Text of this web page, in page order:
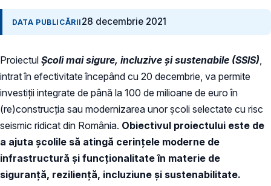
DATA PUBLICĂRII 28 decembrie 2021
Proiectul Școli mai sigure, incluzive și sustenabile (SSIS)
intrat în efectivitate începând cu 20 decembrie, va permite
investiții integrate de până la 100 de milioane de euro în
(re)construcția sau modernizarea unor școli selectate cu risc
seismic ridicat din România. Obiectivul proiectului este de
a ajuta școlile să atingă cerințele moderne de
infrastructură și funcționalitate în materie de
siguranță, reziliență, incluziune și sustenabilitate.